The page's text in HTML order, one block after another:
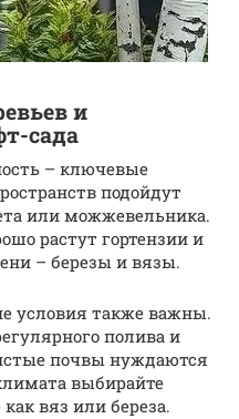
и
сада
– ключевые
подойдут
или можжевельника.
растут гортензии и
– березы и вязы.
условия также важны.
полива и
почвы нуждаются
выбирайте
вяз или береза.